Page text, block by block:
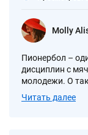
Molly
Пионербол –
дисциплин с
молодежи. О
Читать далее